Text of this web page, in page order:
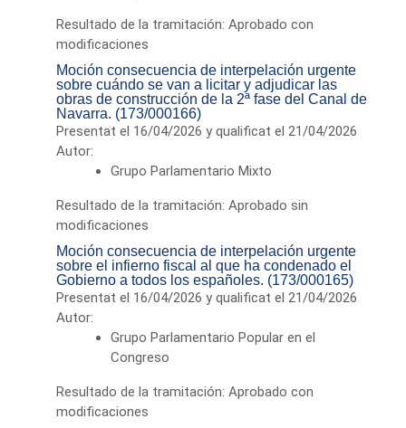
Resultado de la tramitación: Aprobado con
modificaciones
Moción consecuencia de interpelación urgente
sobre cuándo se van a licitar y adjudicar las
obras de construcción de la 2ª fase del Canal de
Navarra. (173/000166)
Presentat el 16/04/2026 y qualificat el 21/04/2026
Autor:
Grupo Parlamentario Mixto
Resultado de la tramitación: Aprobado sin
modificaciones
Moción consecuencia de interpelación urgente
sobre el infierno fiscal al que ha condenado el
Gobierno a todos los españoles. (173/000165)
Presentat el 16/04/2026 y qualificat el 21/04/2026
Autor:
Grupo Parlamentario Popular en el
Congreso
Resultado de la tramitación: Aprobado con
modificaciones